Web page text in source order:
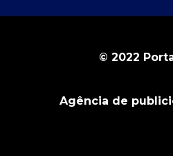
© 2022
Agência de